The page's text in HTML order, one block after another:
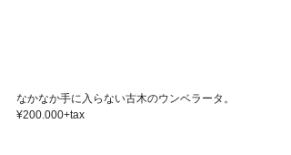
なかなか手に入らない古木のウンベラータ。
¥200.000+tax